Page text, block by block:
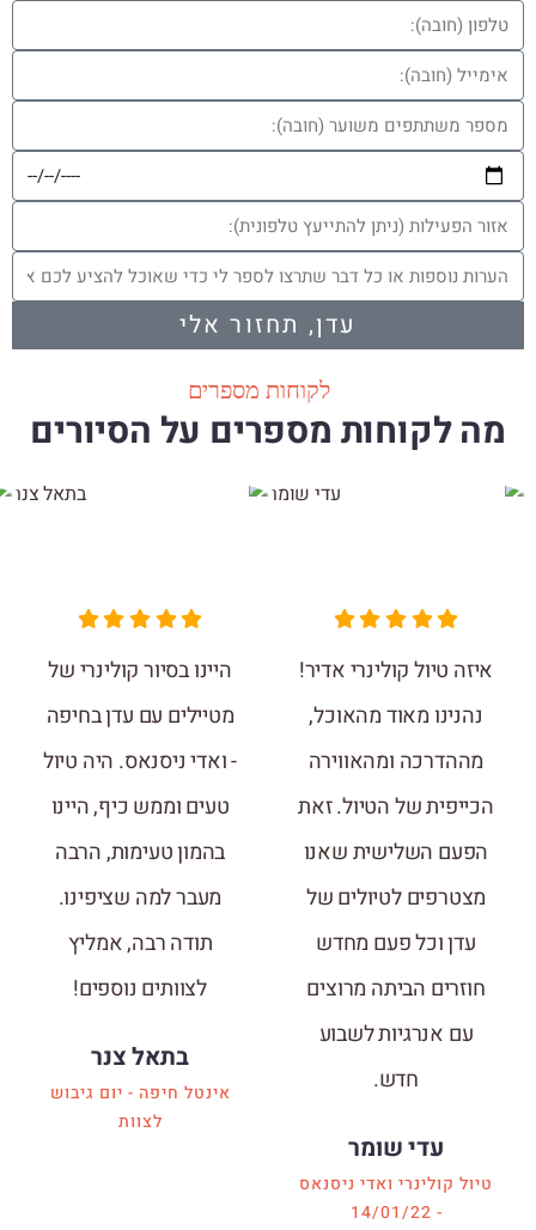
עדן, תחזור אלי
לקוחות מספרים
מה לקוחות מספרים על הסיורים
איזה טיול קולינרי אדיר!
נהנינו מאוד מהאוכל,
מההדרכה ומהאווירה
הכייפית של הטיול. זאת
הפעם השלישית שאנו
מצטרפים לטיולים של
עדן וכל פעם מחדש
חוזרים הביתה מרוצים
עם אנרגיות לשבוע
חדש.
עדי שומר
טיול קולינרי ואדי ניסנאס
- 14/01/22
היינו בסיור קולינרי של
מטיילים עם עדן בחיפה
- ואדי ניסנאס. היה טיול
טעים וממש כיף, היינו
בהמון טעימות, הרבה
מעבר למה שציפינו.
תודה רבה, אמליץ
לצוותים נוספים!
בתאל צנר
אינטל חיפה - יום גיבוש
לצוות